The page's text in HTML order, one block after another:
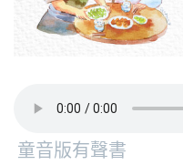
童音版有聲書